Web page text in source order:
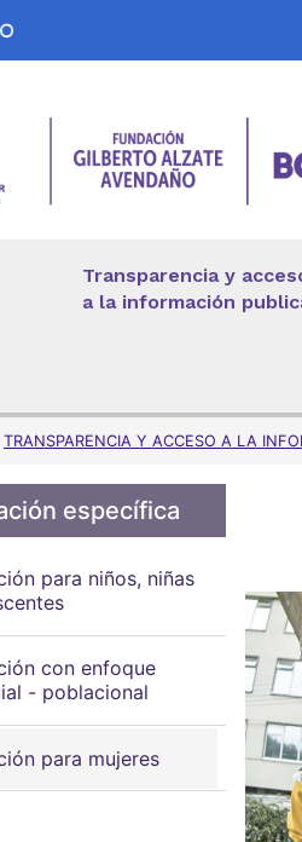
Transparencia y
a la información
enlaces
TRANSPARENCIA Y ACCESO A LA
específica
para niños, niñas
con enfoque
- poblacional
para mujeres